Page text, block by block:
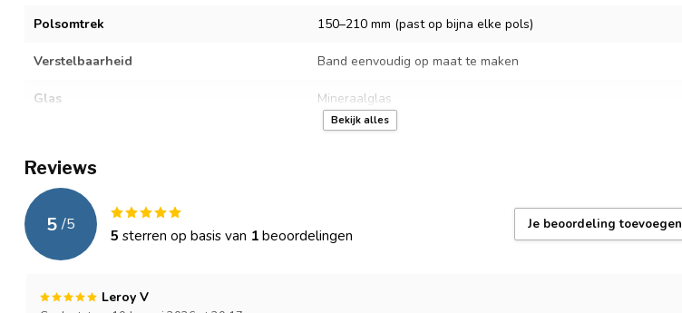
Polsomtrek 150–210 mm (past op bijna elke pols)
Verstelbaarheid Band eenvoudig op maat te maken
Glas Mineraalglas
Quartz
Batterijtype
Waterbestendig 3 ATM (spatwaterdicht: regen en handen wassen)
Garantie Officiële Mpariz garantie – 1 jaar
Bekijk alles
Reviews
5 /5
5 sterren op basis van 1beoordelingen
Je beoordeling toevoegen
Leroy V